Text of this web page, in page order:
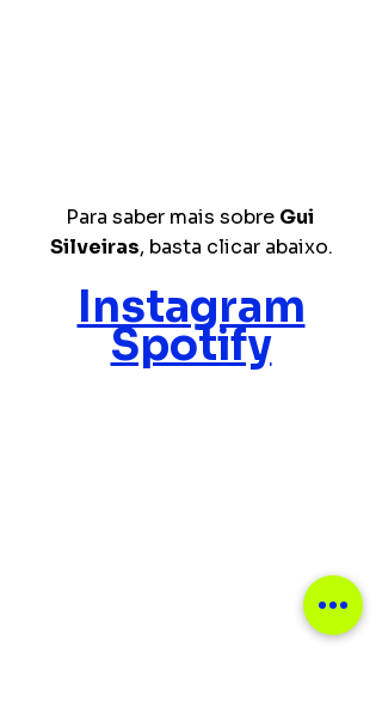
Para saber mais sobre Gui
Silveiras, basta clicar abaixo.
Instagram
Spotify